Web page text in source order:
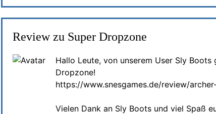
Review zu Super Dropzone
Hallo Leute, von unserem User Sly
Dropzone!
https://www.snesgames.de/review/
Vielen Dank an Sly Boots und viel Spaß